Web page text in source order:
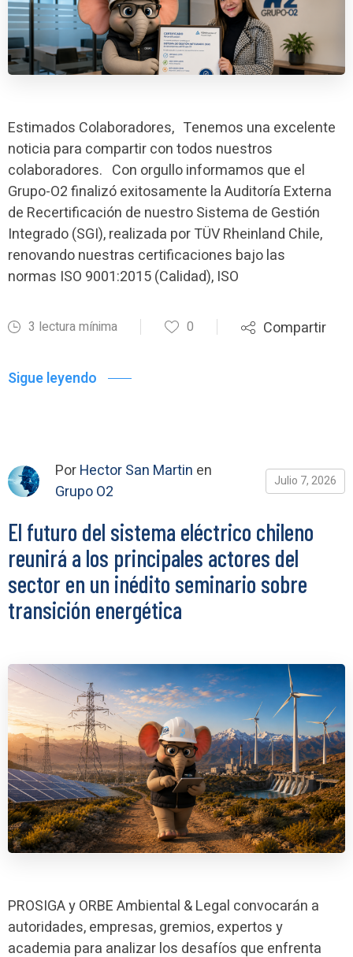
Estimados Colaboradores, Tenemos una excelente
noticia para compartir con todos nuestros
colaboradores. Con orgullo informamos que el
Grupo-O2 finalizó exitosamente la Auditoría Externa
de Recertificación de nuestro Sistema de Gestión
Integrado (SGI), realizada por TÜV Rheinland Chile,
renovando nuestras certificaciones bajo las
normas ISO 9001:2015 (Calidad), ISO
3 lectura mínima 0 Compartir
Sigue leyendo
PorHector San Martin en
Grupo O2
Julio 7, 2026
El futuro del sistema eléctrico chileno
reunirá a los principales actores del
sector en un inédito seminario sobre
transición energética
PROSIGA y ORBE Ambiental & Legal convocarán a
autoridades, empresas, gremios, expertos y
academia para analizar los desafíos que enfrenta